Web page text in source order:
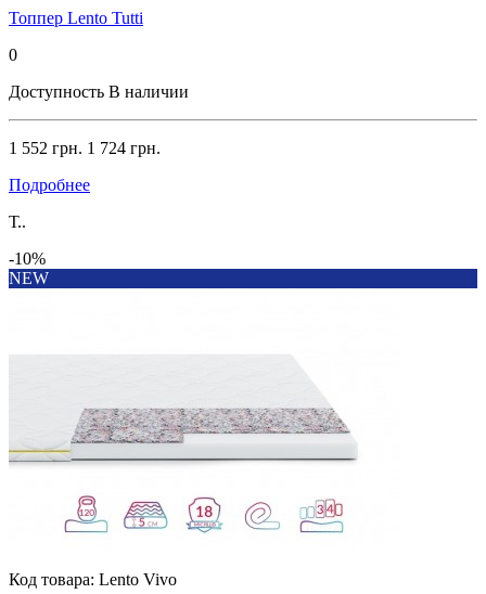
Топпер Lento Tutti
0
Доступность В наличии
1 552 грн. 1 724 грн.
Подробнее
Т..
-10%
NEW
Код товара: Lento Vivo